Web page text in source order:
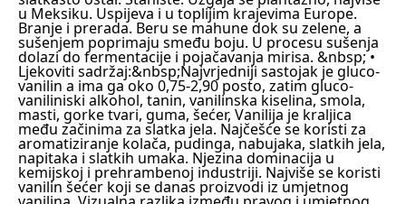
u Meksiku. Uspijeva i u toplijim krajevima Europe.
Branje i prerada. Beru se mahune dok su zelene, a
sušenjem poprimaju smeđu boju. U procesu sušenja
dolazi do fermentacije i pojačavanja mirisa. &nbsp;•
Ljekoviti sadržaj:&nbsp;Najvrjedniji sastojak je gluco-
vanilin a ima ga oko 0,75-2,90 posto, zatim gluco-
vaniliniski alkohol, tanin, vanilinska kiselina, smola,
masti, gorke tvari, guma, šećer, Vanilija je kraljica
među začinima za slatka jela. Najčešće se koristi za
aromatiziranje kolača, pudinga, nabujaka, slatkih jela,
napitaka i slatkih umaka. Njezina dominacija u
kemijskoj i prehrambenoj industriji. Najviše se koristi
vanilin šećer koji se danas proizvodi iz umjetnog